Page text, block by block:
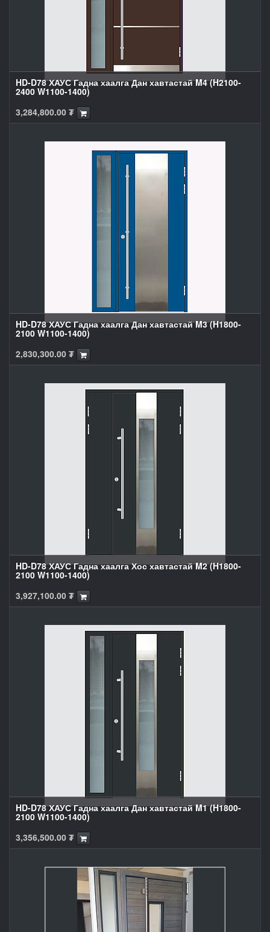
HD-D78 ХАУС Гадна хаалга Дан хавтастай M4 (H2100-
2400 W1100-1400)
3,284,800.00 ₮
HD-D78 ХАУС Гадна хаалга Дан хавтастай M3 (H1800-
2100 W1100-1400)
2,830,300.00 ₮
HD-D78 ХАУС Гадна хаалга Хос хавтастай M2 (H1800-
2100 W1100-1400)
3,927,100.00 ₮
HD-D78 ХАУС Гадна хаалга Дан хавтастай M1 (H1800-
2100 W1100-1400)
3,356,500.00 ₮